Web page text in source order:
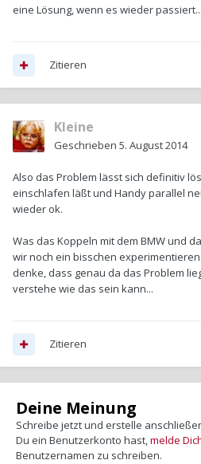
eine Lösung, wenn es wieder passiert...
Zitieren
Kleine
Geschrieben 5. August 2014
Also das Problem lässt sich definitiv
einschlafen läßt und Handy parallel
wieder ok.
Was das Koppeln mit dem BMW und
wir noch ein bisschen
denke, dass genau da das Problem
verstehe wie das sein kann...
Zitieren
Deine Meinung
Schreibe jetzt und erstelle
Du ein Benutzerkonto hast,melde
Benutzernamen zu schreiben.